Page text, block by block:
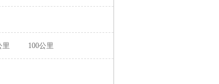
里 100公里